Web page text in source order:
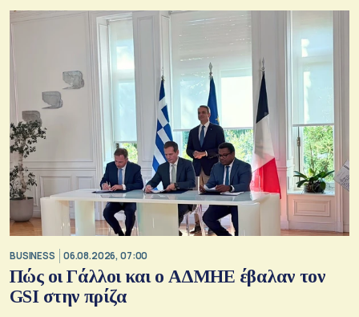
BUSINESS 06.08.2026, 07:00
Πώς οι Γάλλοι και ο ΑΔΜΗΕ έβαλαν τον
GSI στην πρίζα